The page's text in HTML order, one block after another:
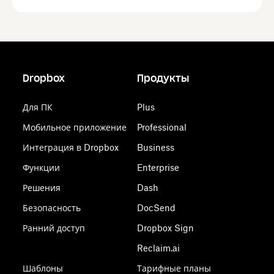
Dropbox
Для ПК
Мобильное приложение
Интеграция в Dropbox
Функции
Решения
Безопасность
Ранний доступ
Шаблоны
Продукты
Plus
Professional
Business
Enterprise
Dash
DocSend
Dropbox Sign
Reclaim.ai
Тарифные планы